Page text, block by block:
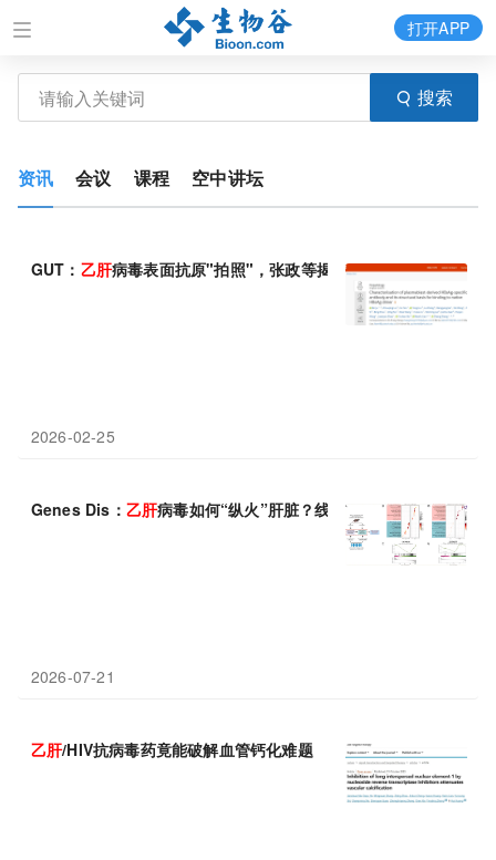
搜索
打开APP
资讯 会议 课程 空中讲坛
GUT： 乙肝病毒表面抗原"拍照"，张政等揭示乙肝病毒HBsAg特
2026-02-25
Genes Dis： 乙肝病毒如何“纵火”肝脏？线粒体漏出的“火星”是关
2026-07-21
乙肝/HIV抗病毒药竟能破解血管钙化难题